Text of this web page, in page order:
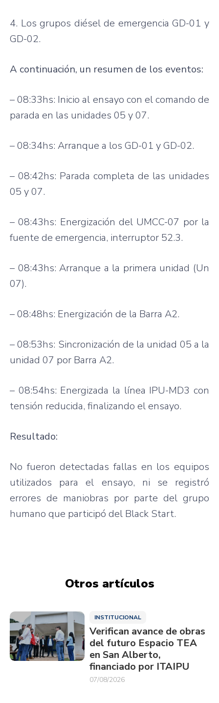
4. Los grupos diésel de emergencia GD-01 y
GD-02.
A continuación, un resumen de los eventos:
– 08:33hs: Inicio al ensayo con el comando de
parada en las unidades 05 y 07.
– 08:34hs: Arranque a los GD-01 y GD-02.
– 08:42hs: Parada completa de las unidades
05 y 07.
– 08:43hs: Energización del UMCC-07 por la
fuente de emergencia, interruptor 52.3.
– 08:43hs: Arranque a la primera unidad (Un
07).
– 08:48hs: Energización de la Barra A2.
– 08:53hs: Sincronización de la unidad 05 a la
unidad 07 por Barra A2.
– 08:54hs: Energizada la línea IPU-MD3 con
tensión reducida, finalizando el ensayo.
Resultado:
No fueron detectadas fallas en los equipos
utilizados para el ensayo, ni se registró
errores de maniobras por parte del grupo
humano que participó del Black Start.
Otros artículos
INSTITUCIONAL
Verifican avance de obras
del futuro Espacio TEA
en San Alberto,
financiado por ITAIPU
07/08/2026